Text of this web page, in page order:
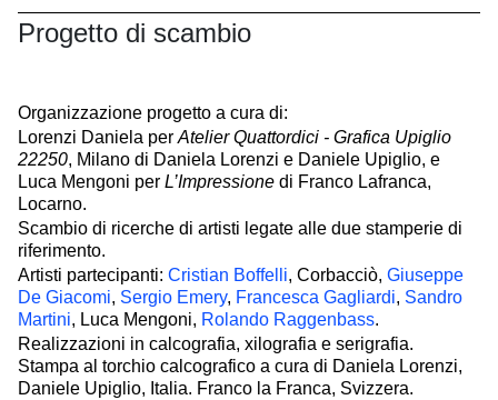
Progetto di scambio
Organizzazione progetto a cura di:
Lorenzi Daniela per Atelier Quattordici - Grafica Upiglio
22250, Milano di Daniela Lorenzi e Daniele Upiglio, e
Luca Mengoni per L’Impressione di Franco Lafranca,
Locarno.
Scambio di ricerche di artisti legate alle due stamperie di
riferimento.
Artisti partecipanti: Cristian Boffelli, Corbacciò, Giuseppe
De Giacomi, Sergio Emery, Francesca Gagliardi, Sandro
Martini, Luca Mengoni, Rolando Raggenbass.
Realizzazioni in calcografia, xilografia e serigrafia.
Stampa al torchio calcografico a cura di Daniela Lorenzi,
Daniele Upiglio, Italia. Franco la Franca, Svizzera.